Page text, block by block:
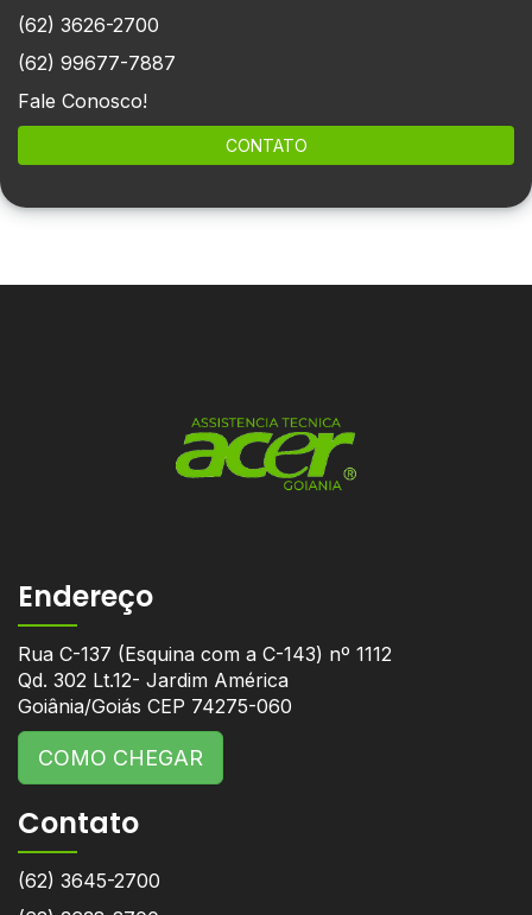
(62) 3626-2700
(62) 99677-7887
Fale Conosco!
CONTATO
Endereço
Rua C-137 (Esquina com a C-143) nº 1112
Qd. 302 Lt.12- Jardim América
Goiânia/Goiás CEP 74275-060
COMO CHEGAR
Contato
(62) 3645-2700